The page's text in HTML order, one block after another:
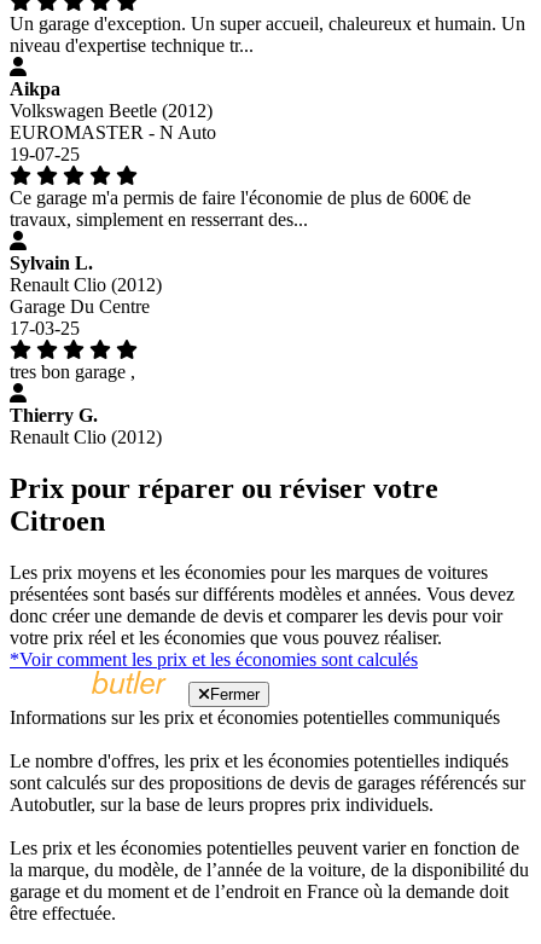
Un garage d'exception. Un super accueil, chaleureux et humain. Un
niveau d'expertise technique tr...
Aikpa
Volkswagen Beetle (2012)
EUROMASTER - N Auto
19-07-25
Ce garage m'a permis de faire l'économie de plus de 600€ de
travaux, simplement en resserrant des...
Sylvain L.
Renault Clio (2012)
Garage Du Centre
17-03-25
tres bon garage ,
Thierry G.
Renault Clio (2012)
Prix pour réparer ou réviser votre
Citroen
Les prix moyens et les économies pour les marques de voitures
présentées sont basés sur différents modèles et années. Vous devez
donc créer une demande de devis et comparer les devis pour voir
votre prix réel et les économies que vous pouvez réaliser.
*Voir comment les prix et les économies sont calculés
Fermer
Informations sur les prix et économies potentielles communiqués
Le nombre d'offres, les prix et les économies potentielles indiqués
sont calculés sur des propositions de devis de garages référencés sur
Autobutler, sur la base de leurs propres prix individuels.
Les prix et les économies potentielles peuvent varier en fonction de
la marque, du modèle, de l’année de la voiture, de la disponibilité du
garage et du moment et de l’endroit en France où la demande doit
être effectuée.